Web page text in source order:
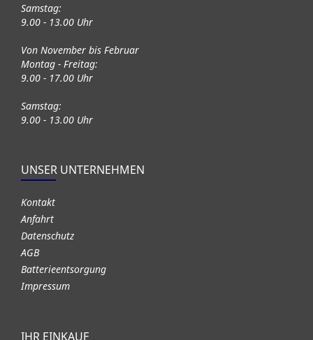
Samstag:
9.00 - 13.00 Uhr
Von November bis Februar
Montag - Freitag:
9.00 - 17.00 Uhr
Samstag:
9.00 - 13.00 Uhr
UNSER UNTERNEHMEN
Kontakt
Anfahrt
Datenschutz
AGB
Batterieentsorgung
Impressum
IHR EINKAUF